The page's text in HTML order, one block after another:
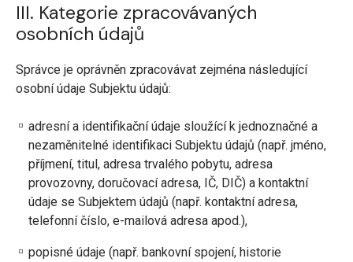
III. Kategorie zpracovávaných
osobních údajů
Správce je oprávněn zpracovávat zejména následující
osobní údaje Subjektu údajů:
adresní a identifikační údaje sloužící k jednoznačné a
nezaměnitelné identifikaci Subjektu údajů (např. jméno,
příjmení, titul, adresa trvalého pobytu, adresa
provozovny, doručovací adresa, IČ, DIČ) a kontaktní
údaje se Subjektem údajů (např. kontaktní adresa,
telefonní číslo, e-mailová adresa apod.),
popisné údaje (např. bankovní spojení, historie